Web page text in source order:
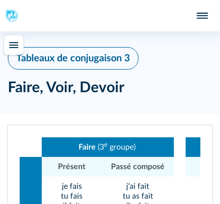
Tableaux de conjugaison 3
Faire, Voir, Devoir
Faire (3egroupe)
Présent Passé composé
je fais
tu fais
j'ai fait
tu as fait